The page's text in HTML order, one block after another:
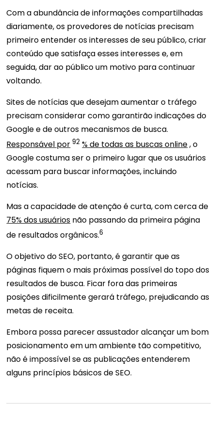
Com a abundância de informações compartilhadas
diariamente, os provedores de notícias precisam
primeiro entender os interesses de seu público, criar
conteúdo que satisfaça esses interesses e, em
seguida, dar ao público um motivo para continuar
voltando.
Sites de notícias que desejam aumentar o tráfego
precisam considerar como garantirão indicações do
Google e de outros mecanismos de busca.
Responsável por 92 % de todas as buscas online, o
Google costuma ser o primeiro lugar que os usuários
acessam para buscar informações, incluindo
notícias.
Mas a capacidade de atenção é curta, com cerca de
75% dos usuários não passando da primeira página
de resultados orgânicos.6
O objetivo do SEO, portanto, é garantir que as
páginas fiquem o mais próximas possível do topo dos
resultados de busca. Ficar fora das primeiras
posições dificilmente gerará tráfego, prejudicando as
metas de receita.
Embora possa parecer assustador alcançar um bom
posicionamento em um ambiente tão competitivo,
não é impossível se as publicações entenderem
alguns princípios básicos de SEO.